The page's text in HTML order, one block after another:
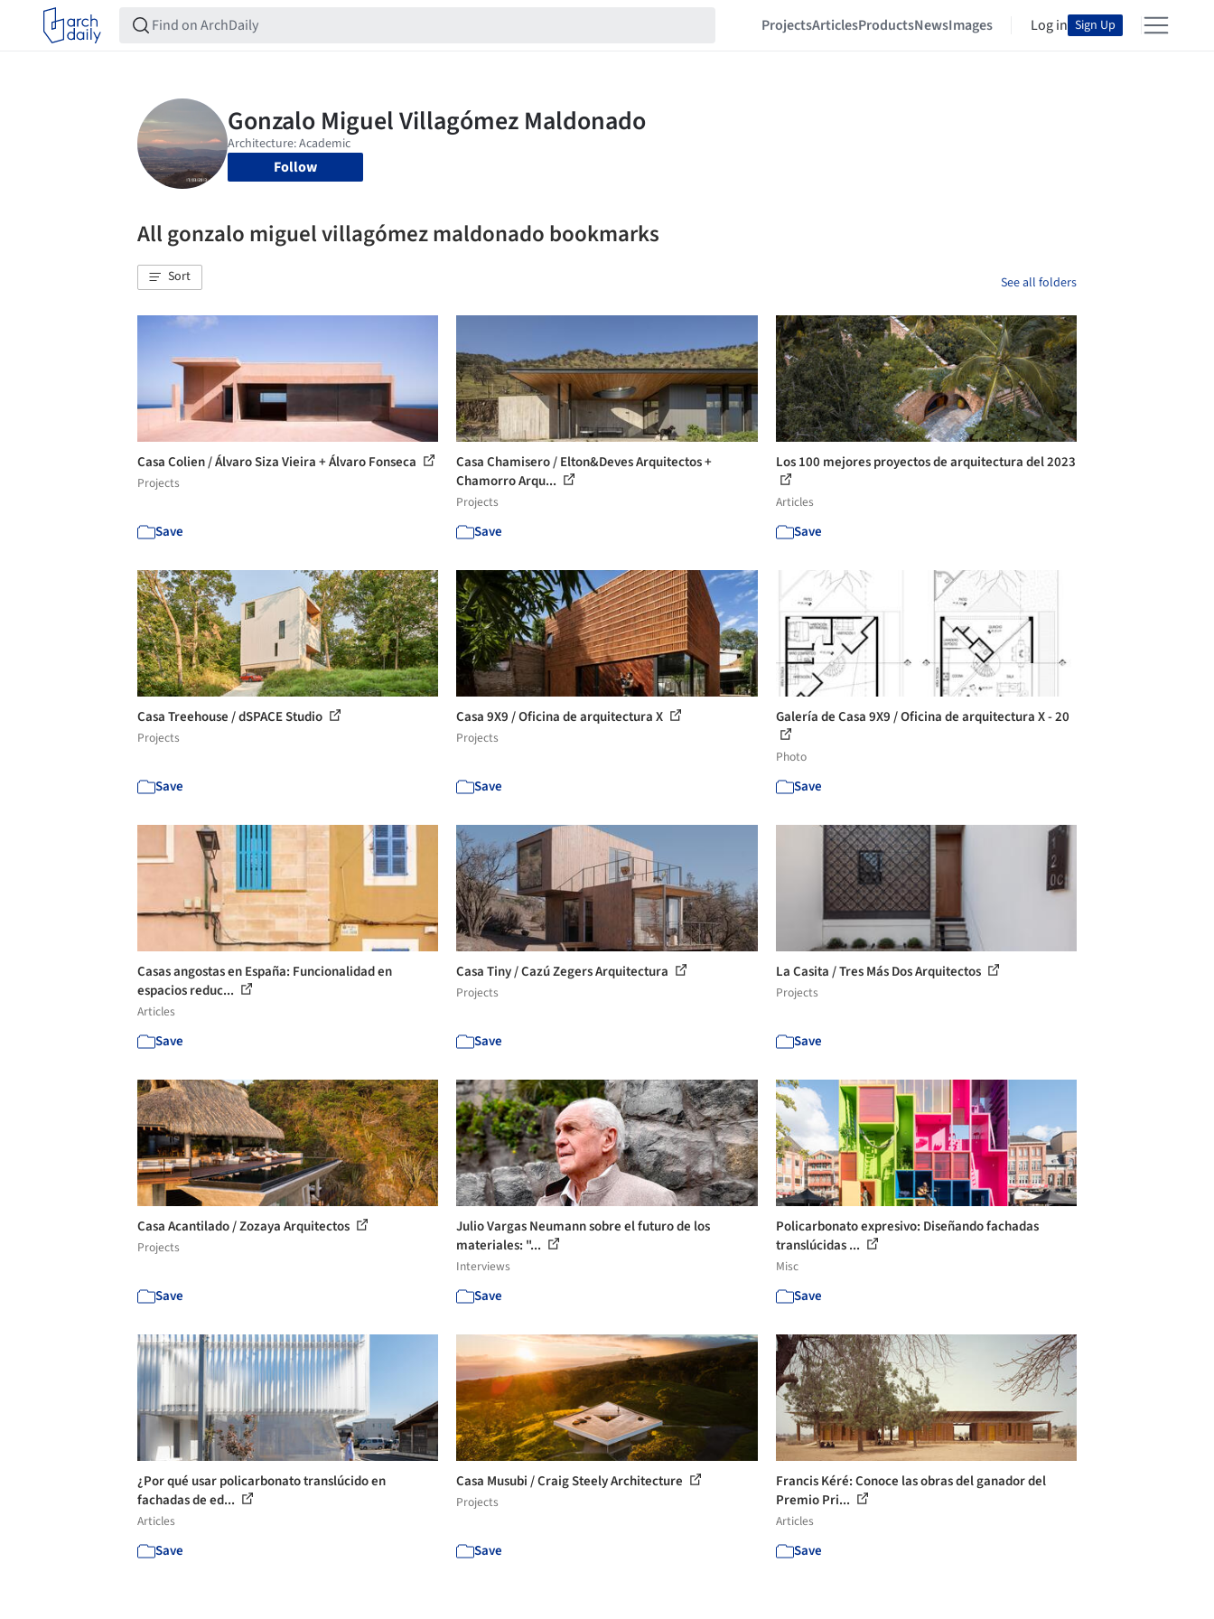
ProjectsArticlesProductsNewsImages Log in Sign Up
Follow
All gonzalo miguel villagómez maldonado bookmarks
Sort See all folders
Casa Colien / Álvaro Siza Vieira + Álvaro Fonseca
Projects
Save
Casa Chamisero / Elton&Deves Arquitectos +
Chamorro Arqu...
Projects
Save
Los 100 mejores proyectos de arquitectura del 2023
Articles
Save
Casa Treehouse / dSPACE Studio
Projects
Save
Casa 9X9 / Oficina de arquitectura X
Projects
Save
Galería de Casa 9X9 / Oficina de arquitectura X - 20
Photo
Save
Casas angostas en España: Funcionalidad en
espacios reduc...
Articles
Save
Casa Tiny / Cazú Zegers Arquitectura
Projects
Save
La Casita / Tres Más Dos Arquitectos
Projects
Save
Casa Acantilado / Zozaya Arquitectos
Projects
Save
Julio Vargas Neumann sobre el futuro de los
materiales: "...
Interviews
Save
Policarbonato expresivo: Diseñando fachadas
translúcidas ...
Misc
Save
¿Por qué usar policarbonato translúcido en
fachadas de ed...
Articles
Save
Casa Musubi / Craig Steely Architecture
Projects
Save
Francis Kéré: Conoce las obras del ganador del
Premio Pri...
Articles
Save